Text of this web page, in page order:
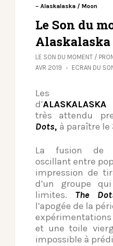
– Alaskalaska / Moon
Le Son du
LE SON DU MOMENT /
AVR 2019
ECRAN DU
Les
d’ALASKALASKA
très attendu
Dots, à paraître le
La fusion de
oscillant entre
impression de
d’un groupe
limites. The
l’apogée de la
expérimentations
et une toile
impossible à